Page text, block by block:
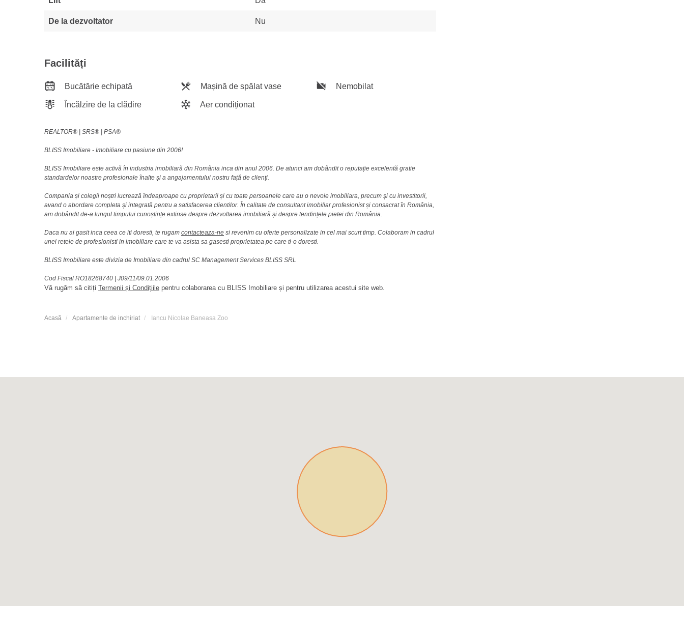
De la dezvoltator Nu
Facilități
Bucătărie echipată Mașină de spălat vase Nemobilat
Încălzire de la clădire Aer condiționat
REALTOR®️ | SRS®️ | PSA®️
BLISS Imobiliare - Imobiliare cu pasiune din 2006!
BLISS Imobiliare este activă în industria imobiliară din România inca din anul 2006. De atunci am dobândit o reputație excelentă gratie
standardelor noastre profesionale înalte și a angajamentului nostru față de clienți.
Compania și colegii noștri lucrează îndeaproape cu proprietarii și cu toate persoanele care au o nevoie imobiliara, precum și cu investitorii,
avand o abordare completa și integrată pentru a satisfacerea clientilor. În calitate de consultant imobiliar profesionist și consacrat în România,
am dobândit de-a lungul timpului cunoștințe extinse despre dezvoltarea imobiliară și despre tendințele pietei din România.
Daca nu ai gasit inca ceea ce iti doresti, te rugam contacteaza-ne si revenim cu oferte personalizate in cel mai scurt timp. Colaboram in cadrul
unei retele de profesionisti in imobiliare care te va asista sa gasesti proprietatea pe care ti-o doresti.
BLISS Imobiliare este divizia de Imobiliare din cadrul SC Management Services BLISS SRL
Cod Fiscal RO18268740 | J09/11/09.01.2006
Vă rugăm să citiți Termenii și Condițiile pentru colaborarea cu BLISS Imobiliare și pentru utilizarea acestui site web.
Acasă Apartamente de inchiriat Iancu Nicolae Baneasa Zoo